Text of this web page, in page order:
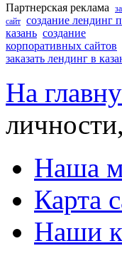
Партнерская реклама
сайт создание лендинг
казань создание
корпоративных сайтов
заказать лендинг в
На
Наша
Карта
Наши